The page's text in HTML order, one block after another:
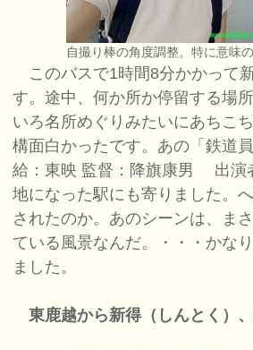
自撮り棒の角度調整。特に意味の
このバスで1時間8分かかって
す。途中、何か所か停留する場
いろ名所めぐりみたいにあちこ
構面白かったです。あの「鉄道
給：東映 監督：降旗康男 出演
地になった駅にも寄りました。
されたのか。あのシーンは、ま
ている風景なんだ。・・・かな
ました。
東鹿越から新得（しんとく）